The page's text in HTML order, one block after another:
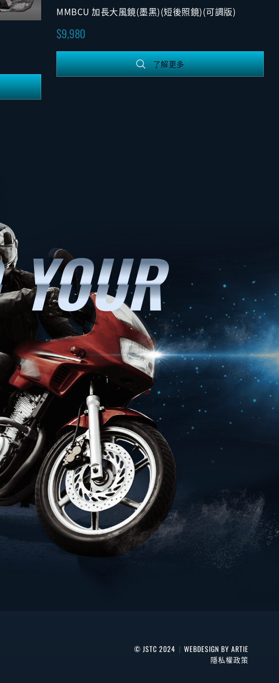
MMBCU 加長大風鏡(墨黑)(短後照鏡)(可調版)
9,980
了解更多
© JSTC 2024 | WEBDESIGN BY ARTIE
隱私權政策